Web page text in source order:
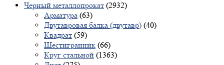
Черный металлопрокат (2932)
Арматура (63)
Двутавровая балка (двутавр) (40)
Квадрат (59)
Шестигранник (66)
Круг стальной (1363)